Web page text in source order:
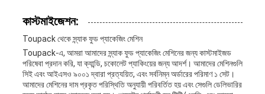
কাস্টমাইজেশন:
Toupack থেকে স্ন্যাক ফুড প্যাকেজিং মেশিন
Toupack-এ, আমরা আমাদের স্ন্যাক ফুড প্যাকেজিং মেশিনের জন্য কাস্টমাইজড
পরিষেবা প্রদান করি, যা ক্যান্ডি, চকোলেট প্যাকিংয়ের জন্য আদর্শ। আমাদের মেশিনগুলি
সিই এবং আইএসও ৯০০১ দ্বারা প্রত্যয়িত, এবং সর্বনিম্ন অর্ডারের পরিমাণ ১ সেট।
আমাদের মেশিনের দাম প্রকৃত পরিস্থিতি অনুযায়ী পরিবর্তিত হয় এবং সেগুলি ডেলিভারির